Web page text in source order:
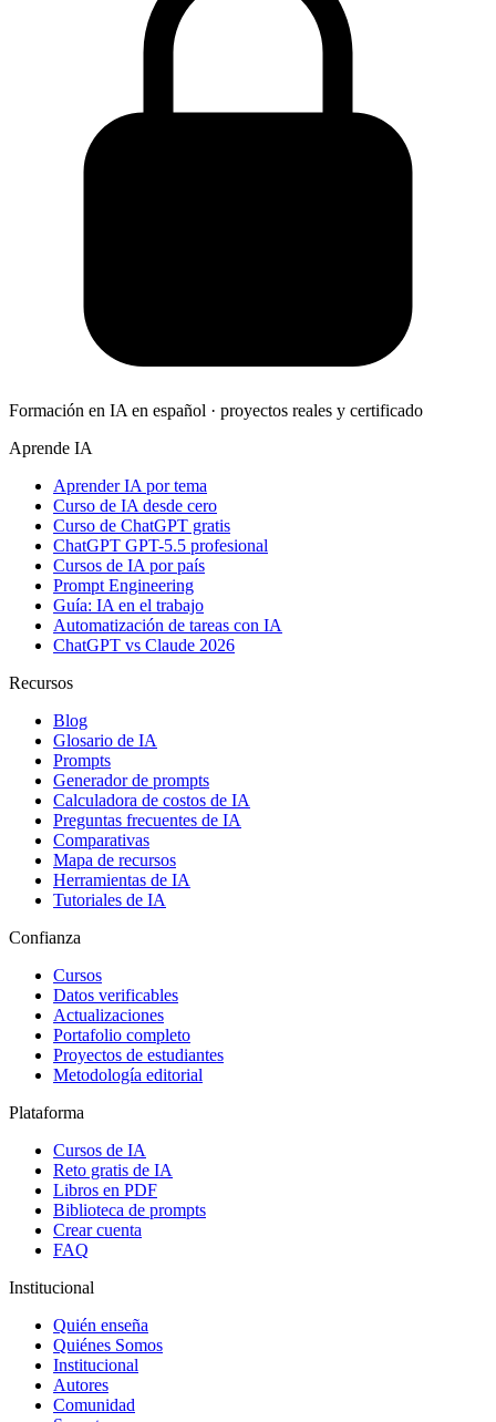
Formación en IA en español · proyectos reales y certificado
Aprende IA
Aprender IA por tema
Curso de IA desde cero
Curso de ChatGPT gratis
ChatGPT GPT-5.5 profesional
Cursos de IA por país
Prompt Engineering
Guía: IA en el trabajo
Automatización de tareas con IA
ChatGPT vs Claude 2026
Recursos
Blog
Glosario de IA
Prompts
Generador de prompts
Calculadora de costos de IA
Preguntas frecuentes de IA
Comparativas
Mapa de recursos
Herramientas de IA
Tutoriales de IA
Confianza
Cursos
Datos verificables
Actualizaciones
Portafolio completo
Proyectos de estudiantes
Metodología editorial
Plataforma
Cursos de IA
Reto gratis de IA
Libros en PDF
Biblioteca de prompts
Crear cuenta
FAQ
Institucional
Quién enseña
Quiénes Somos
Institucional
Autores
Comunidad